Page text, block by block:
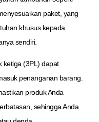
paket, yang
khusus kepada
sendiri.
ketiga (3PL) dapat
penanganan barang.
produk Anda
sehingga Anda